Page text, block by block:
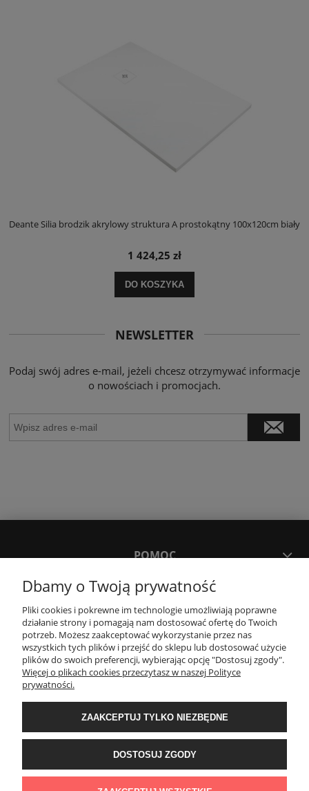
Deante Silia brodzik akrylowy struktura A prostokątny 100x120cm biały
1 424,25 zł
DO KOSZYKA
NEWSLETTER
Podaj swój adres e-mail, jeżeli chcesz otrzymywać informacje
o nowościach i promocjach.
POMOC
MOJE KONTO
PŁATNOŚCI I DOSTAWA
Wyposażenie łazienek Łazienki.eco | Pawła 23, 41-708 Ruda Śląska | E-mail:
sklep@lazienki.eco | Tel.: 600 012 164 lub 600 012 159 | TGS Przemysław
Stoń | NIP: 6312213594 | REGON: 276403698
Dbamy o Twoją prywatność
Pliki cookies i pokrewne im technologie umożliwiają poprawne
działanie strony i pomagają nam dostosować ofertę do Twoich
potrzeb. Możesz zaakceptować wykorzystanie przez nas
wszystkich tych plików i przejść do sklepu lub dostosować użycie
plików do swoich preferencji, wybierając opcję "Dostosuj zgody".
Więcej o plikach cookies przeczytasz w naszej Polityce
prywatności.
ZAAKCEPTUJ TYLKO NIEZBĘDNE
DOSTOSUJ ZGODY